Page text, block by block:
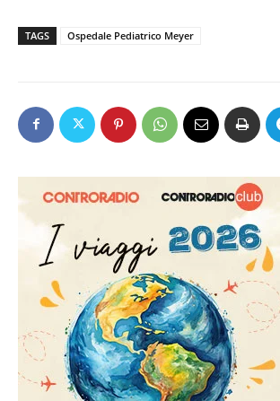
TAGS Ospedale Pediatrico Meyer